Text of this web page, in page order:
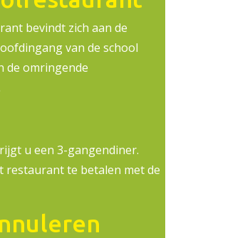
bevindt zich aan de
van de school
de omringende
u een 3-gangendiner.
restaurant te betalen met de